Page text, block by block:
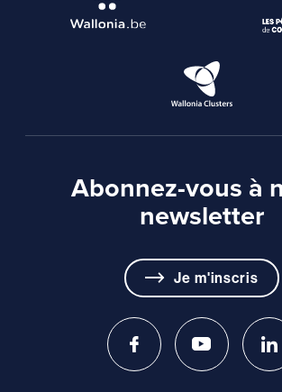
Abonnez-vous à
newsletter
Je m'inscris